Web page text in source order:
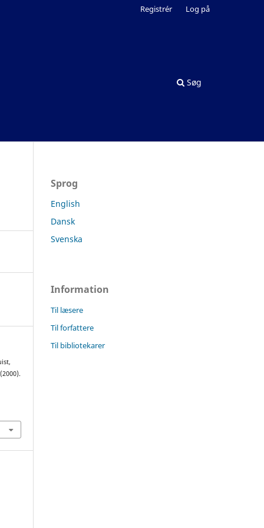
Søg
Registrér Log på
Sprog
English
Dansk
Svenska
Information
Til læsere
Til forfattere
Til bibliotekarer